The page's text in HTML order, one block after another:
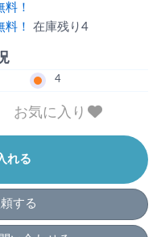
！
料！ 在庫残り4
4
お気に入り
れる
する